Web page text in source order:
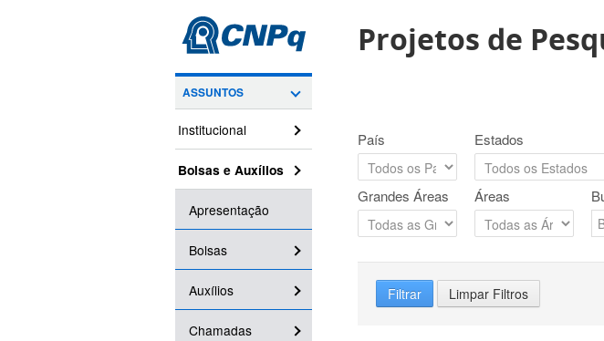
ASSUNTOS
Institucional
Bolsas e Auxílios
Apresentação
Bolsas
Auxílios
Chamadas
Projetos de
País Estados
Grandes Áreas Áreas
Filtrar Limpar Filtros